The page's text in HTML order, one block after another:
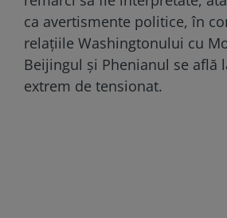
ca avertismente politice, în
relațiile Washingtonului cu
Beijingul și Phenianul se află
extrem de tensionat.